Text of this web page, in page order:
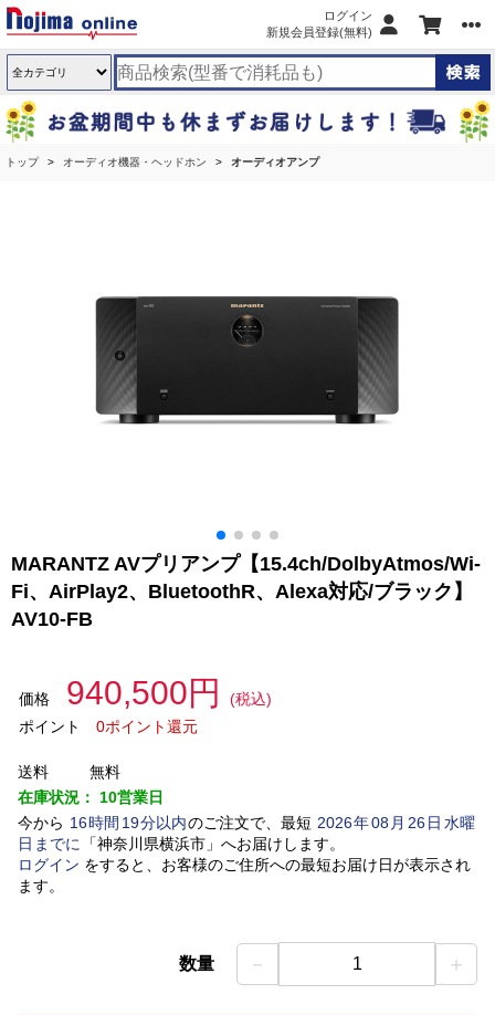
ログイン
新規会員登録(無料)
トップ オーディオ機器・ヘッドホン オーディオアンプ
MARANTZ AVプリアンプ【15.4ch/DolbyAtmos/Wi-
Fi、AirPlay2、BluetoothR、Alexa対応/ブラック】
AV10-FB
価格 940,500円
(税込)
ポイント
0ポイント還元
送料
無料
在庫状況： 10営業日
今から 16時間 19分以内のご注文で、最短 2026年08 月 26日水曜
日 までに 「神奈川県横浜市」 へお届けします。
ログイン をすると、お客様のご住所への最短お届け日が表示され
ます。
数量 － 1 ＋